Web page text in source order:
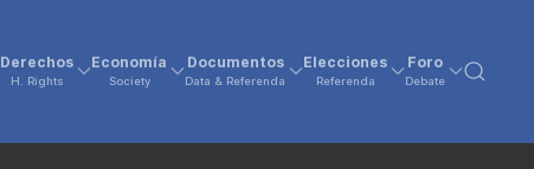
Derechos
H. Rights
Economía
Society
Documentos
Data & Referenda
Elecciones
Referenda
Foro
Debate